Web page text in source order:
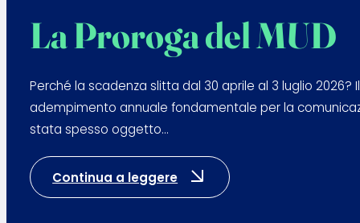
La Proroga del MUD
Perché la scadenza slitta dal 30 aprile al 3 luglio 2026?
adempimento annuale fondamentale per la
stata spesso oggetto…
Continua a leggere : La Proroga del MUD